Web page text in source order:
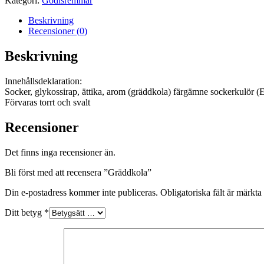
Beskrivning
Recensioner (0)
Beskrivning
Innehållsdeklaration:
Socker, glykossirap, ättika, arom (gräddkola) färgämne sockerkulör
Förvaras torrt och svalt
Recensioner
Det finns inga recensioner än.
Bli först med att recensera ”Gräddkola”
Din e-postadress kommer inte publiceras. Obligatoriska fält är märkta
Ditt betyg *